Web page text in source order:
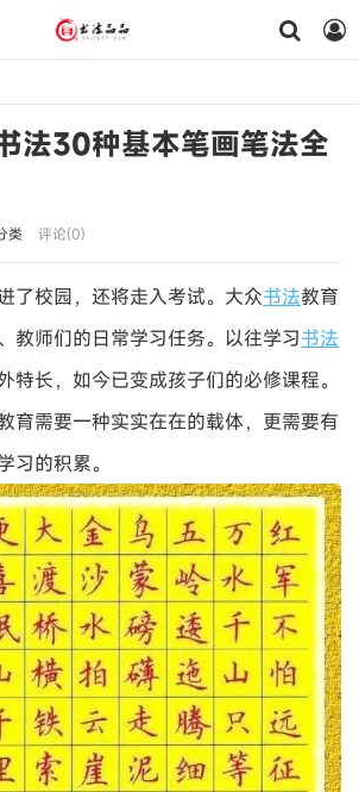
法30种基本笔画笔法全
类 评论(0)
了校园，还将走入考试。大众书法教育
教师们的日常学习任务。以往学习书法
特长，如今已变成孩子们的必修课程。
育需要一种实实在在的载体，更需要有
习的积累。